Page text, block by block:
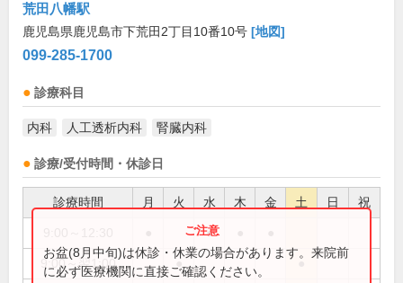
荒田八幡駅
鹿児島県鹿児島市下荒田2丁目10番10号 [地図]
099-285-1700
診療科目
内科 人工透析内科 腎臓内科
診療/受付時間・休診日
診療時間 月 火 水 木 金 土 日 祝
●
9:00～翌1:00 ● ●
お盆(8月中旬)は休診・休業の場合があります。来院前
に必ず医療機関に直接ご確認ください。